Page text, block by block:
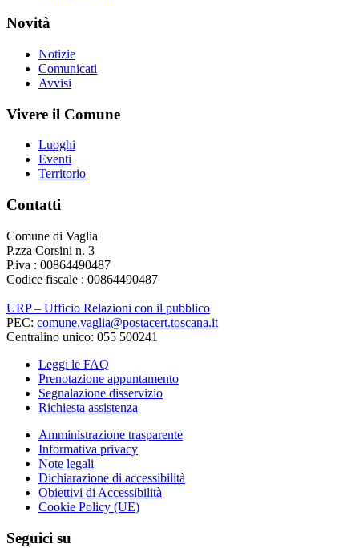
Novità
Notizie
Comunicati
Avvisi
Vivere il Comune
Luoghi
Eventi
Territorio
Contatti
Comune di Vaglia
P.zza Corsini n. 3
P.iva : 00864490487
Codice fiscale : 00864490487
URP – Ufficio Relazioni con il pubblico
PEC: comune.vaglia@postacert.toscana.it
Centralino unico: 055 500241
Leggi le FAQ
Prenotazione appuntamento
Segnalazione disservizio
Richiesta assistenza
Amministrazione trasparente
Informativa privacy
Note legali
Dichiarazione di accessibilità
Obiettivi di Accessibilità
Cookie Policy (UE)
Seguici su